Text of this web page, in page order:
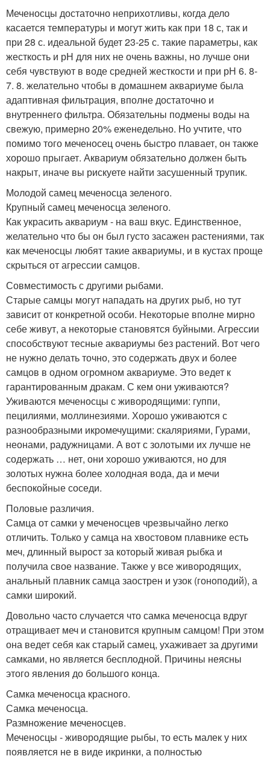
Меченосцы достаточно неприхотливы, когда дело
касается температуры и могут жить как при 18 с, так и
при 28 с. идеальной будет 23-25 с. такие параметры, как
жесткость и рН для них не очень важны, но лучше они
себя чувствуют в воде средней жесткости и при рН 6. 8-
7. 8. желательно чтобы в домашнем аквариуме была
адаптивная фильтрация, вполне достаточно и
внутреннего фильтра. Обязательны подмены воды на
свежую, примерно 20% еженедельно. Но учтите, что
помимо того меченосец очень быстро плавает, он также
хорошо прыгает. Аквариум обязательно должен быть
накрыт, иначе вы рискуете найти засушенный трупик.
Молодой самец меченосца зеленого.
Крупный самец меченосца зеленого.
Как украсить аквариум - на ваш вкус. Единственное,
желательно что бы он был густо засажен растениями, так
как меченосцы любят такие аквариумы, и в кустах проще
скрыться от агрессии самцов.
Совместимость с другими рыбами.
Старые самцы могут нападать на других рыб, но тут
зависит от конкретной особи. Некоторые вполне мирно
себе живут, а некоторые становятся буйными. Агрессии
способствуют тесные аквариумы без растений. Вот чего
не нужно делать точно, это содержать двух и более
самцов в одном огромном аквариуме. Это ведет к
гарантированным дракам. С кем они уживаются?
Уживаются меченосцы с живородящими: гуппи,
пецилиями, моллинезиями. Хорошо уживаются с
разнообразными икромечущими: скаляриями, Гурами,
неонами, радужницами. А вот с золотыми их лучше не
содержать … нет, они хорошо уживаются, но для
золотых нужна более холодная вода, да и мечи
беспокойные соседи.
Половые различия.
Самца от самки у меченосцев чрезвычайно легко
отличить. Только у самца на хвостовом плавнике есть
меч, длинный вырост за который живая рыбка и
получила свое название. Также у все живородящих,
анальный плавник самца заострен и узок (гоноподий), а
самки широкий.
Довольно часто случается что самка меченосца вдруг
отращивает меч и становится крупным самцом! При этом
она ведет себя как старый самец, ухаживает за другими
самками, но является бесплодной. Причины неясны
этого явления до большого конца.
Самка меченосца красного.
Самка меченосца.
Размножение меченосцев.
Меченосцы - живородящие рыбы, то есть малек у них
появляется не в виде икринки, а полностью